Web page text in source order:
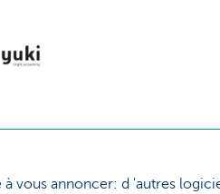
vous annoncer: d 'autres